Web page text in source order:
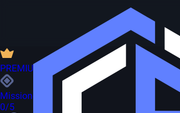
PREMIUM
Missionen
0/5